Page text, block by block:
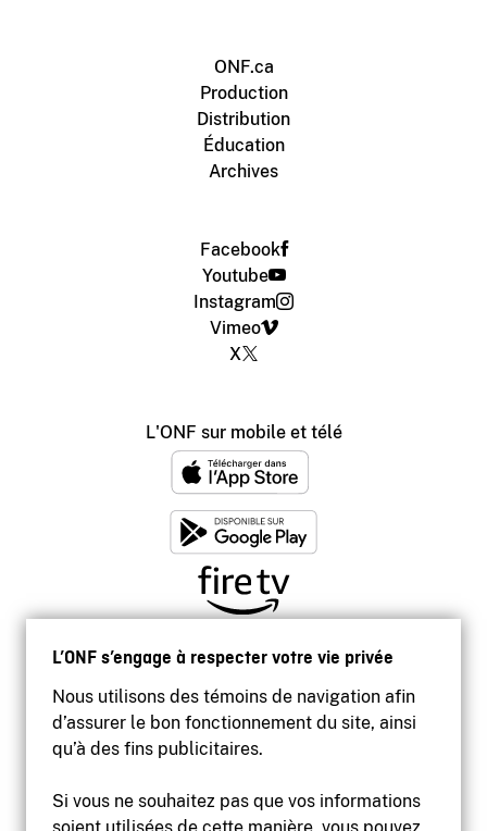
L’ONF s’engage à respecter votre vie privée
Nous utilisons des témoins de navigation afin
d’assurer le bon fonctionnement du site, ainsi
qu’à des fins publicitaires.
Si vous ne souhaitez pas que vos informations
ONF.ca
Production
Distribution
Éducation
Archives
Facebook
Youtube
Instagram
Vimeo
X
L'ONF sur mobile et télé